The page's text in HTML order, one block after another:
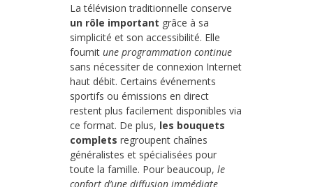
La télévision traditionnelle conserve
un rôle important grâce à sa
simplicité et son accessibilité. Elle
fournit une programmation continue
sans nécessiter de connexion Internet
haut débit. Certains événements
sportifs ou émissions en direct
restent plus facilement disponibles via
ce format. De plus, les bouquets
complets regroupent chaînes
généralistes et spécialisées pour
toute la famille. Pour beaucoup, le
confort d’une diffusion immédiate